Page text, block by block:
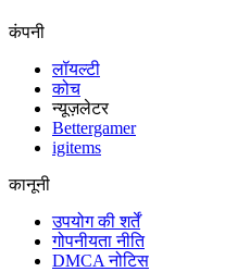
कंपनी
लॉयल्टी
कोच
न्यूज़लेटर
Bettergamer
igitems
कानूनी
उपयोग की शर्तें
गोपनीयता नीति
DMCA नोटिस